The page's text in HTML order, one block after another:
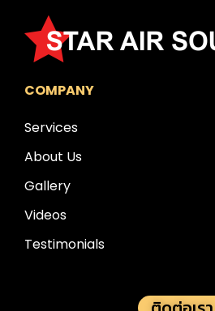
COMPANY
Services
About Us
Gallery
Videos
Testimonials